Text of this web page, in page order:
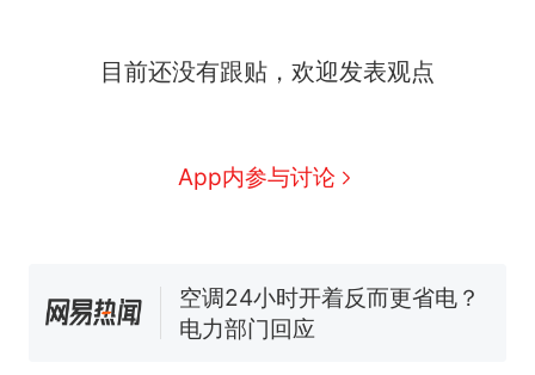
目前还没有跟贴，欢迎发表观点
App内参与讨论
因老师一句“跟我回家”改写了
眼了……
十多万人报名的考试，成绩全
佛山一中学招聘物理教师，笔
试前13名均遭淘汰？教育局：